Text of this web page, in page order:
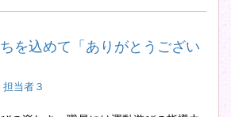
を込めて「ありがとうござい
担当者３